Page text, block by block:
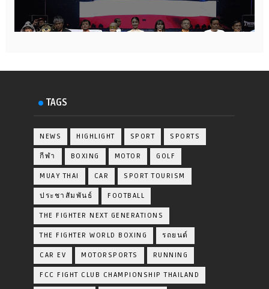
TAGS
NEWS HIGHLIGHT SPORT SPORTS
กีฬา BOXING MOTOR GOLF
MUAY THAI CAR SPORT TOURISM
ประชาสัมพันธ์ FOOTBALL
THE FIGHTER NEXT GENERATIONS
THE FIGHTER WORLD BOXING รถยนต์
CAR EV MOTORSPORTS RUNNING
FCC FIGHT CLUB CHAMPIONSHIP THAILAND